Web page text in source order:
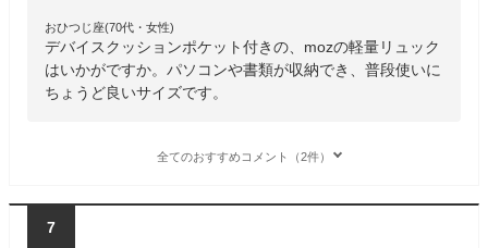
おひつじ座(70代・女性)
デバイスクッションポケット付きの、mozの軽量リュック
はいかがですか。パソコンや書類が収納でき、普段使いに
ちょうど良いサイズです。
全てのおすすめコメント（2件）
7